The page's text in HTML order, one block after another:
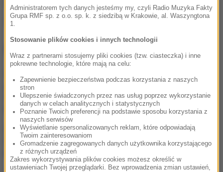
Źródło: RMF FM
NAJWAŻNIEJSZE FAKTY
Były żołnierz USA
przechodzi piekło w Rosji.
Waszyngton naciska na
Moskwę
„To był dobry dzień”. Iga
Świątek awansowała do
Administratorem tych danych jesteśmy my, czyli Radio Muzyka Fakty
Grupa RMF sp. z o.o. sp. k. z siedzibą w Krakowie, al. Waszyngtona
1.
Stosowanie plików cookies i innych technologii
Wraz z partnerami stosujemy pliki cookies (tzw. ciasteczka) i inne
pokrewne technologie, które mają na celu:
Zapewnienie bezpieczeństwa podczas korzystania z naszych
stron
Ulepszenie świadczonych przez nas usług poprzez wykorzystanie
danych w celach analitycznych i statystycznych
Poznanie Twoich preferencji na podstawie sposobu korzystania z
naszych serwisów
Wyświetlanie spersonalizowanych reklam, które odpowiadają
Twoim zainteresowaniom
Gromadzenie zagregowanych danych użytkownika korzystającego
z różnych urządzeń
Zakres wykorzystywania plików cookies możesz określić w
ustawieniach Twojej przeglądarki. Bez wprowadzenia zmian ustawień,